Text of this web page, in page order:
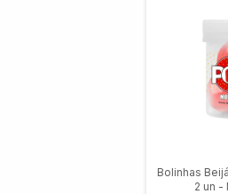
Bolinhas
2 un -